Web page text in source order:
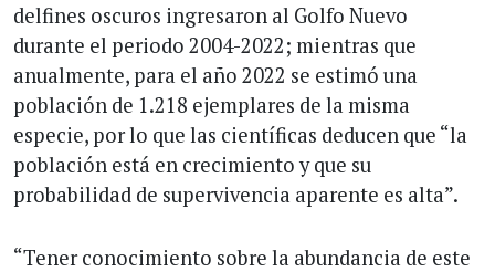
delfines oscuros ingresaron al Golfo Nuevo
durante el periodo 2004-2022; mientras que
anualmente, para el año 2022 se estimó una
población de 1.218 ejemplares de la misma
especie, por lo que las científicas deducen que “la
población está en crecimiento y que su
probabilidad de supervivencia aparente es alta”.
“Tener conocimiento sobre la abundancia de este